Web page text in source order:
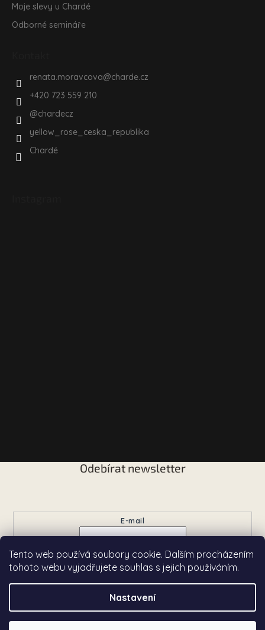
Tento web používá soubory cookie. Dalším procházením
tohoto webu vyjadřujete souhlas s jejich používáním.
Nastavení
Moje slevy u Chardé
Odborné semináře
renata.moravcova@charde.cz
+420 723 559 210
@chardecz
yellow_rose_ceska_republika
Chardé
Odebírat newsletter
E-mail
Přihlásit se
Copyright 2026Chardé. Všechna práva vyhrazena.